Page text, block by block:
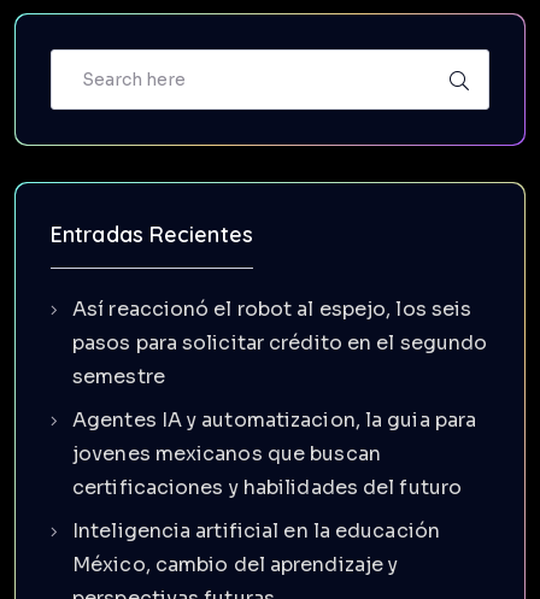
Entradas Recientes
Así reaccionó el robot al espejo, los seis
pasos para solicitar crédito en el segundo
semestre
Agentes IA y automatizacion, la guia para
jovenes mexicanos que buscan
certificaciones y habilidades del futuro
Inteligencia artificial en la educación
México, cambio del aprendizaje y